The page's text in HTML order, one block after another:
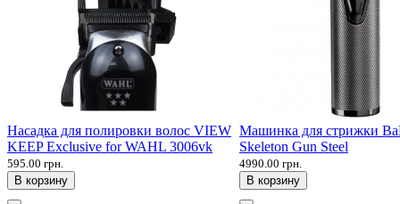
Насадка для полировки волос VIEW
KEEP Exclusive for WAHL 3006vk
595.00 грн.
В корзину
Машинка для стрижки
Skeleton Gun Steel
4990.00 грн.
В корзину